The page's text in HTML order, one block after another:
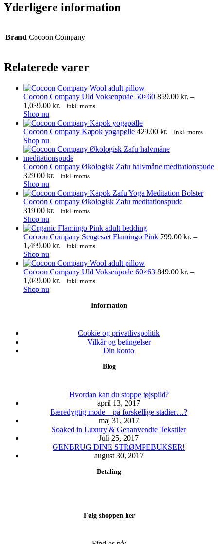
Yderligere information
Brand Cocoon Company
Relaterede varer
Cocoon Company Uld Voksenpude 50×60 859.00 kr. –
1,039.00 kr. Prisinterval:
til
1,039.00 kr.
Inkl. moms
Shop nu
vare
har
varianter.
Mulighederne
kan
vælges
varesiden
Cocoon Company Kapok yogapølle 429.00 kr. Inkl. moms
Shop nu
vare
har
flere
varianter.
kan
vælges
på
Cocoon Company Økologisk Zafu halvmåne meditationspude
329.00 kr. Inkl. moms
Shop nu
vare
har
flere
Mulighederne
kan
vælges
varesiden
Cocoon Company Økologisk Zafu meditationspude
319.00 kr. Inkl. moms
Shop nu
vare
har
flere
Mulighederne
kan
vælges
Cocoon Company Sengesæt Flamingo Pink 799.00 kr. –
1,499.00 kr. Prisinterval:
til
1,499.00 kr.
Inkl. moms
Shop nu
vare
har
flere
Cocoon Company Uld Voksenpude 60×63 849.00 kr. –
1,049.00 kr. Prisinterval:
1,049.00 kr.
Inkl. moms
Shop nu
Mulighederne
Information
Cookie og privatlivspolitik
Vilkår og betingelser
Din konto
Blog
Hvordan kan du stoppe tøjspild?
april 13, 2017
Bæredygtig mode – på forskellige stadier…?
maj 31, 2017
Soaked in Luxury & Genanvendte Tekstiler
Juli 25, 2017
GENBRUG DINE STRØMPEBUKSER!
august 30, 2017
Betaling
Følg shoppen her